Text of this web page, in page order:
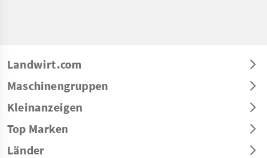
Landwirt.com
Maschinengruppen
Kleinanzeigen
Top Marken
Länder